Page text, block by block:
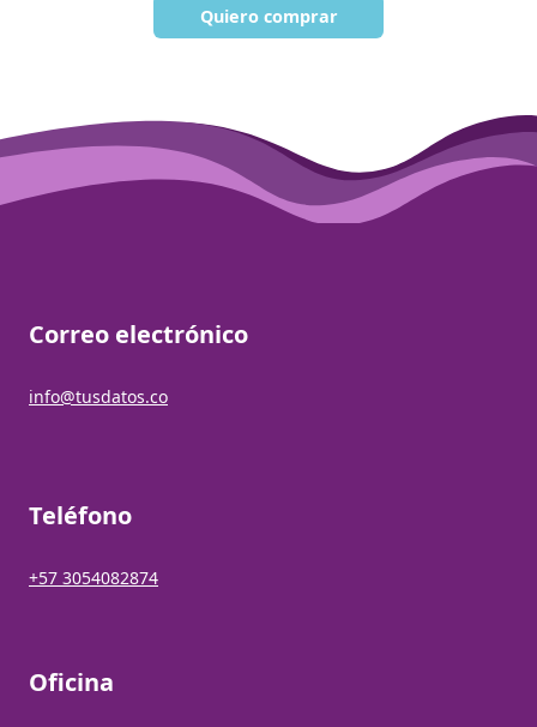
Quiero comprar
Correo electrónico
info@tusdatos.co
Teléfono
+57 3054082874
Oficina